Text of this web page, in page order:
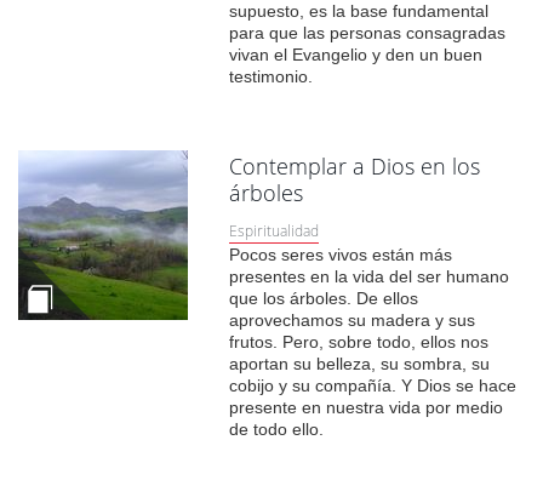
supuesto, es la base fundamental
para que las personas consagradas
vivan el Evangelio y den un buen
testimonio.
Contemplar a Dios en los
árboles
Espiritualidad
Pocos seres vivos están más
presentes en la vida del ser humano
que los árboles. De ellos
aprovechamos su madera y sus
frutos. Pero, sobre todo, ellos nos
aportan su belleza, su sombra, su
cobijo y su compañía. Y Dios se hace
presente en nuestra vida por medio
de todo ello.